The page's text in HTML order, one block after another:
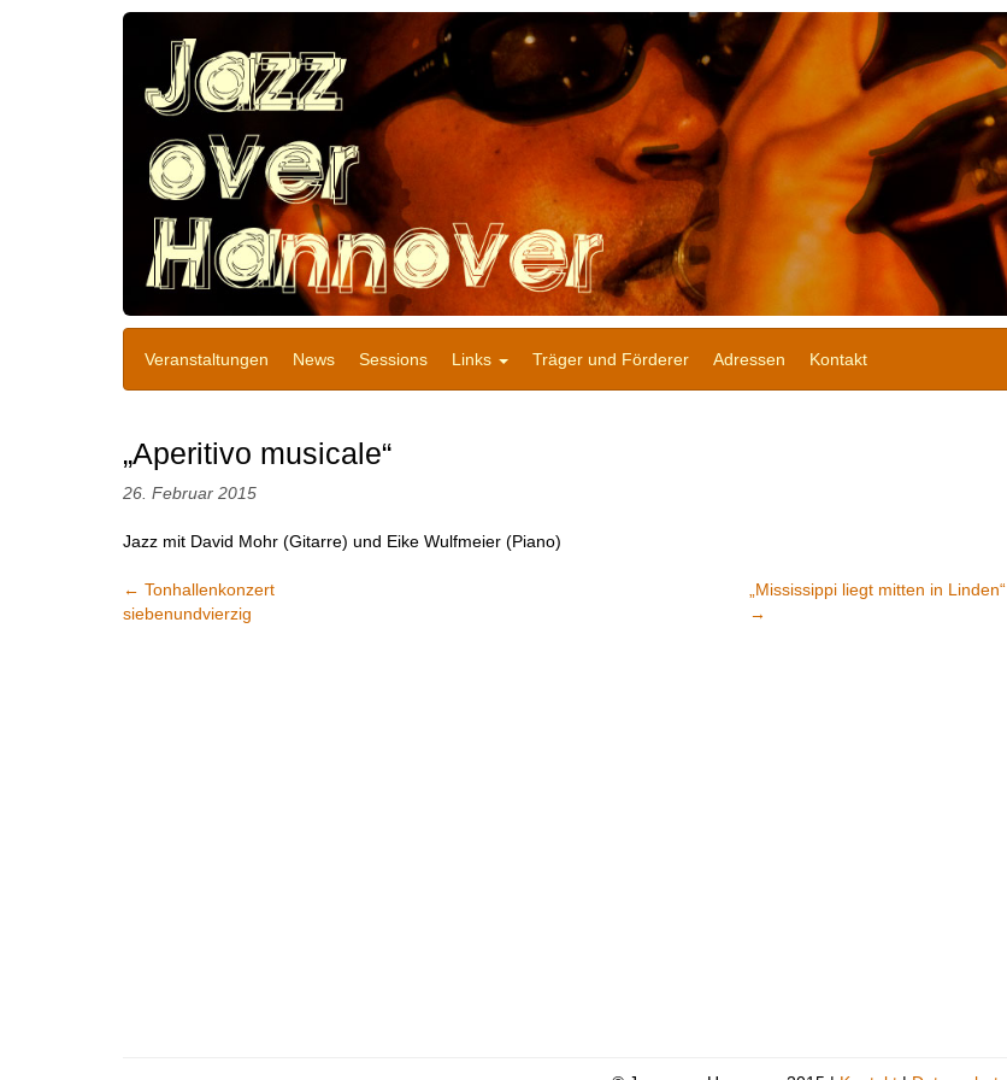
Veranstaltungen News Sessions Links Träger und Förderer Adressen Kontakt
„Aperitivo musicale“
26. Februar 2015
Jazz mit David Mohr (Gitarre) und Eike Wulfmeier (Piano)
← Tonhallenkonzert
siebenundvierzig
„Mississippi liegt mitten in Linden“
→